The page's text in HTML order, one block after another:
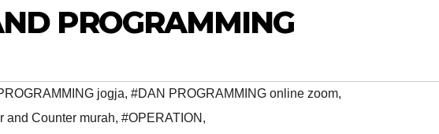
PROGRAMMING
jogja, #DAN PROGRAMMING online zoom,
and Counter murah, #OPERATION ,